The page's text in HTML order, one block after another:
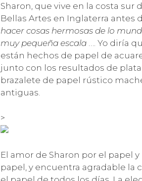
Sharon, que vive en la costa sur
Bellas Artes en Inglaterra antes
hacer cosas hermosas de lo
muy pequeña escala …. Yo diría
están hechos de papel de
junto con los resultados de
brazalete de papel rústico
antiguas.
>
El amor de Sharon por el papel
papel, y encuentra agradable la